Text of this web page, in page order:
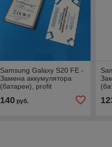
Samsung Galaxy S20 FE -
Замена аккумулятора
(батареи), profit
140руб.